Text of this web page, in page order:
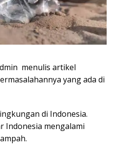
menulis artikel
yang ada di
di Indonesia.
Indonesia mengalami